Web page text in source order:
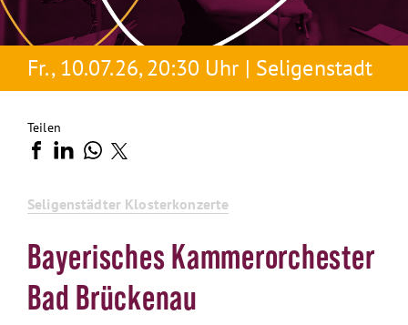
Fr., 10.07.26, 20:30 Uhr | Seligenstadt
Teilen
Seligenstädter Klosterkonzerte
Bayerisches Kammerorchester
Bad Brückenau